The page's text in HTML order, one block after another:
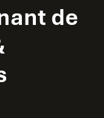
de